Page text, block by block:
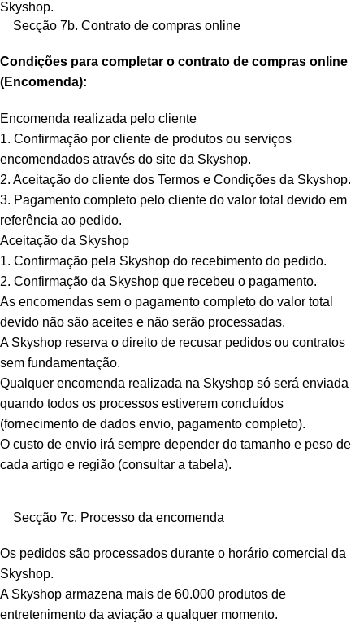
Skyshop.
Secção 7b. Contrato de compras online
Condições para completar o contrato de compras online
(Encomenda):
Encomenda realizada pelo cliente
1. Confirmação por cliente de produtos ou serviços
encomendados através do site da Skyshop.
2. Aceitação do cliente dos Termos e Condições da Skyshop.
3. Pagamento completo pelo cliente do valor total devido em
referência ao pedido.
Aceitação da Skyshop
1. Confirmação pela Skyshop do recebimento do pedido.
2. Confirmação da Skyshop que recebeu o pagamento.
As encomendas sem o pagamento completo do valor total
devido não são aceites e não serão processadas.
A Skyshop reserva o direito de recusar pedidos ou contratos
sem fundamentação.
Qualquer encomenda realizada na Skyshop só será enviada
quando todos os processos estiverem concluídos
(fornecimento de dados envio, pagamento completo).
O custo de envio irá sempre depender do tamanho e peso de
cada artigo e região (consultar a tabela).
Secção 7c. Processo da encomenda
Os pedidos são processados durante o horário comercial da
Skyshop.
A Skyshop armazena mais de 60.000 produtos de
entretenimento da aviação a qualquer momento.